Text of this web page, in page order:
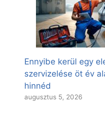
Ennyibe kerül egy
szervizelése öt év
hinnéd
augusztus 5, 2026